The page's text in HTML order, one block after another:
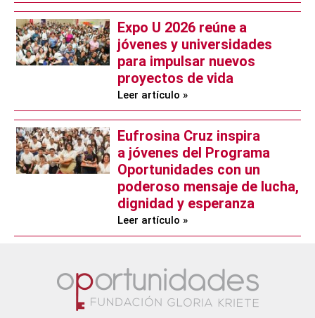
Expo U 2026 reúne a
jóvenes y universidades
para impulsar nuevos
proyectos de vida
Leer artículo »
Eufrosina Cruz inspira
a jóvenes del Programa
Oportunidades con un
poderoso mensaje de lucha,
dignidad y esperanza
Leer artículo »